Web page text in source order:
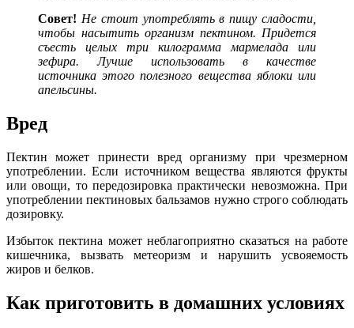
Совет! Не стоит употреблять в пищу сладости,
чтобы насытить организм пектином. Придется
съесть целых три килограмма мармелада или
зефира. Лучше использовать в качестве
источника этого полезного вещества яблоки или
апельсины.
Вред
Пектин может принести вред организму при чрезмерном
употреблении. Если источником вещества являются фрукты
или овощи, то передозировка практически невозможна. При
употреблении пектиновых бальзамов нужно строго соблюдать
дозировку.
Избыток пектина может неблагоприятно сказаться на работе
кишечника, вызвать метеоризм и нарушить усвояемость
жиров и белков.
Как приготовить в домашних условиях